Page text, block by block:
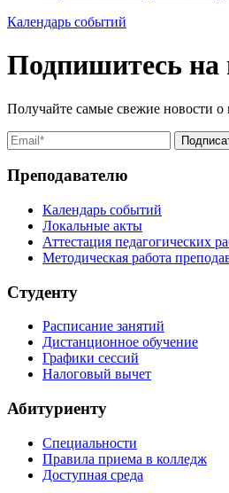
Календарь событий
Подпишитесь
Получайте самые свежие новости
Преподавателю
Календарь событий
Локальные акты
Аттестация педагогических
Методическая работа
Студенту
Расписание занятий
Дистанционное обучение
Графики сессий
Налоговый вычет
Абитуриенту
Специальности
Правила приема в колледж
Доступная среда